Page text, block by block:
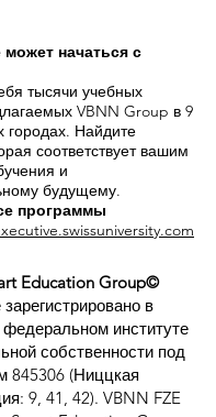
начаться с
тысячи учебных
VBNN Group в 9
Найдите
соответствует вашим
и
будущему.
программы
Education Group©
в
институте
собственности под